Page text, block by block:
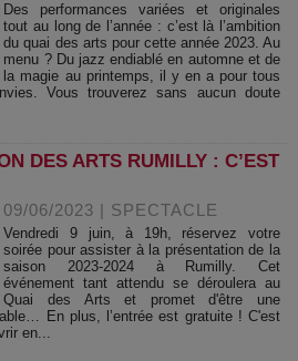
Des performances variées et originales
tout au long de l’année : c’est là l’ambition
du quai des arts pour cette année 2023. Au
menu ? Du jazz endiablé en automne et de
la magie au printemps, il y en a pour tous
Vous trouverez sans aucun doute
DES ARTS RUMILLY : C’EST
09/06/2023 | SPECTACLE
Vendredi 9 juin, à 19h, réservez votre
soirée pour assister à la présentation de la
saison 2023-2024 à Rumilly. Cet
événement tant attendu se déroulera au
Quai des Arts et promet d'être une
En plus, l’entrée est gratuite ! C'est
en...